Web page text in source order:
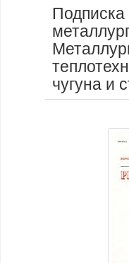
чугуна и